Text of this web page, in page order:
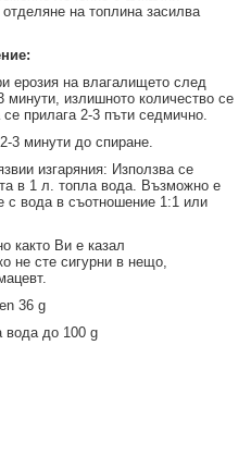
на топлина засилва
ерозия на влагалището след
минути, излишното количество се
прилага 2-3 пъти седмично.
3 минути до спиране.
изгаряния: Използва се
в 1 л. топла вода. Възможно е
с вода в съотношение 1:1 или
както Ви е казал
не сте сигурни в нещо,
36 g
вода до 100 g